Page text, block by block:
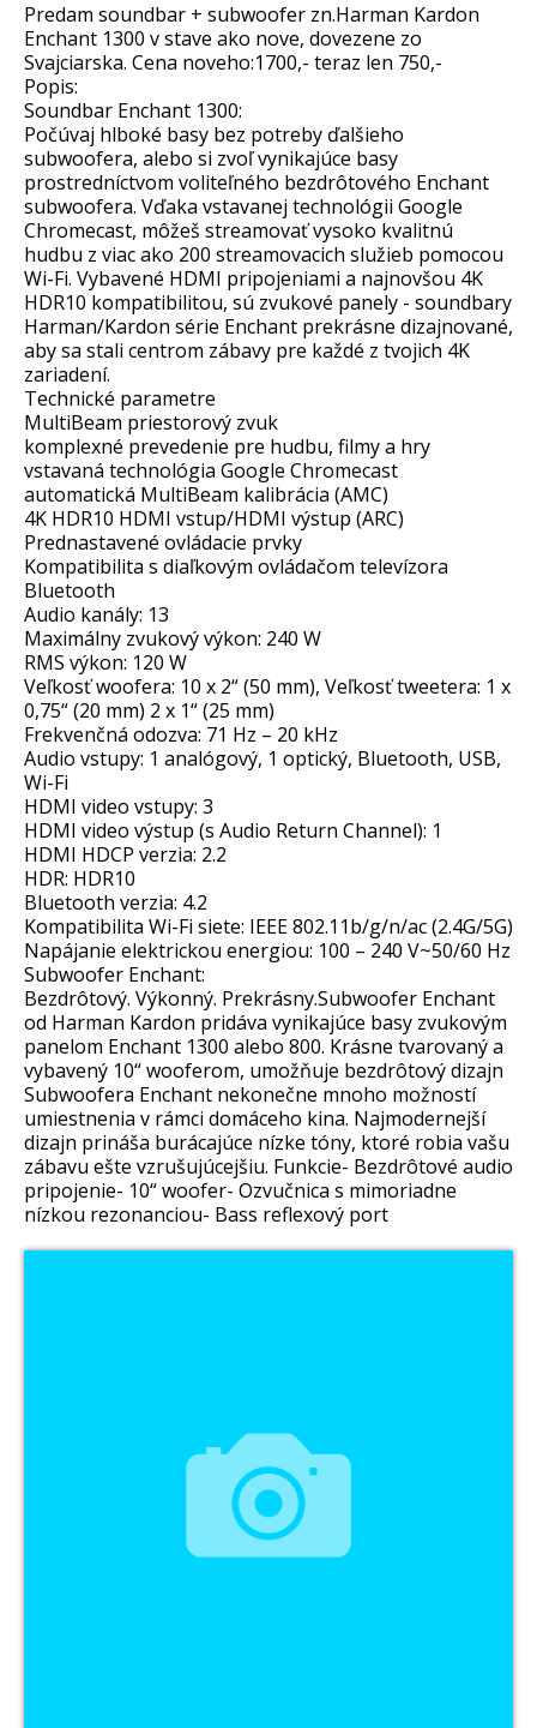
Predam soundbar + subwoofer zn.Harman Kardon
Enchant 1300 v stave ako nove, dovezene zo
Svajciarska. Cena noveho:1700,- teraz len 750,-
Popis:
Soundbar Enchant 1300:
Počúvaj hlboké basy bez potreby ďalšieho
subwoofera, alebo si zvoľ vynikajúce basy
prostredníctvom voliteľného bezdrôtového Enchant
subwoofera. Vďaka vstavanej technológii Google
Chromecast, môžeš streamovať vysoko kvalitnú
hudbu z viac ako 200 streamovacich služieb pomocou
Wi-Fi. Vybavené HDMI pripojeniami a najnovšou 4K
HDR10 kompatibilitou, sú zvukové panely - soundbary
Harman/Kardon série Enchant prekrásne dizajnované,
aby sa stali centrom zábavy pre každé z tvojich 4K
zariadení.
Technické parametre
MultiBeam priestorový zvuk
komplexné prevedenie pre hudbu, filmy a hry
vstavaná technológia Google Chromecast
automatická MultiBeam kalibrácia (AMC)
4K HDR10 HDMI vstup/HDMI výstup (ARC)
Prednastavené ovládacie prvky
Kompatibilita s diaľkovým ovládačom televízora
Bluetooth
Audio kanály: 13
Maximálny zvukový výkon: 240 W
RMS výkon: 120 W
Veľkosť woofera: 10 x 2“ (50 mm), Veľkosť tweetera: 1 x
0,75“ (20 mm) 2 x 1“ (25 mm)
Frekvenčná odozva: 71 Hz – 20 kHz
Audio vstupy: 1 analógový, 1 optický, Bluetooth, USB,
Wi-Fi
HDMI video vstupy: 3
HDMI video výstup (s Audio Return Channel): 1
HDMI HDCP verzia: 2.2
HDR: HDR10
Bluetooth verzia: 4.2
Kompatibilita Wi-Fi siete: IEEE 802.11b/g/n/ac (2.4G/5G)
Napájanie elektrickou energiou: 100 – 240 V~50/60 Hz
Subwoofer Enchant:
Bezdrôtový. Výkonný. Prekrásny.Subwoofer Enchant
od Harman Kardon pridáva vynikajúce basy zvukovým
panelom Enchant 1300 alebo 800. Krásne tvarovaný a
vybavený 10“ wooferom, umožňuje bezdrôtový dizajn
Subwoofera Enchant nekonečne mnoho možností
umiestnenia v rámci domáceho kina. Najmodernejší
dizajn prináša burácajúce nízke tóny, ktoré robia vašu
zábavu ešte vzrušujúcejšiu. Funkcie- Bezdrôtové audio
pripojenie- 10“ woofer- Ozvučnica s mimoriadne
nízkou rezonanciou- Bass reflexový port